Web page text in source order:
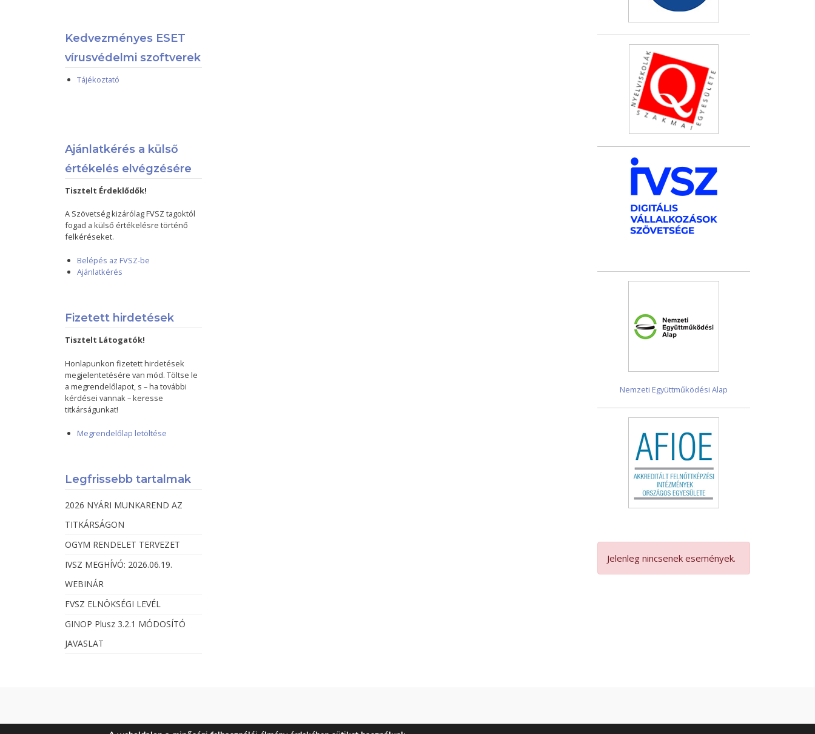
Kedvezményes ESET
vírusvédelmi szoftverek
Tájékoztató
Ajánlatkérés a külső
értékelés elvégzésére
Tisztelt Érdeklődők!
A Szövetség kizárólag FVSZ tagoktól
fogad a külső értékelésre történő
felkéréseket.
Belépés az FVSZ-be
Ajánlatkérés
Fizetett hirdetések
Tisztelt Látogatók!
Honlapunkon fizetett hirdetések
megjelentetésére van mód. Töltse le
a megrendelőlapot, s – ha további
kérdései vannak – keresse
titkárságunkat!
Megrendelőlap letöltése
Legfrissebb tartalmak
2026 NYÁRI MUNKAREND AZ
TITKÁRSÁGON
OGYM RENDELET TERVEZET
IVSZ MEGHÍVÓ: 2026.06.19.
WEBINÁR
FVSZ ELNÖKSÉGI LEVÉL
GINOP Plusz 3.2.1 MÓDOSÍTÓ
JAVASLAT
Nemzeti Együttműködési Alap
Jelenleg nincsenek események.